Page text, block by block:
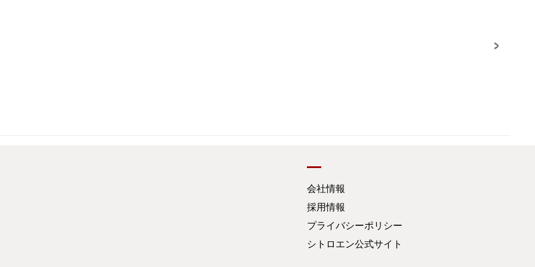
会社情報
採用情報
プライバシーポリシー
シトロエン公式サイト